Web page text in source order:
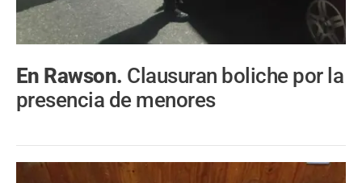
En Rawson. Clausuran boliche por la
presencia de menores